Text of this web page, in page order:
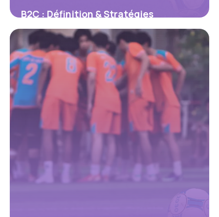
B2C : Définition & Stratégies
Marketing 2026
26 mai 2026